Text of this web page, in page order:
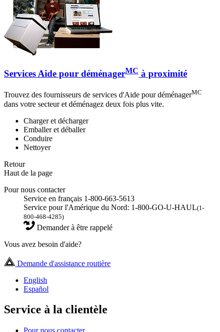
Services Aide pour déménagerMC à proximité
Trouvez des fournisseurs de services d'Aide pour déménagerMC
dans votre secteur et déménagez deux fois plus vite.
Charger et décharger
Emballer et déballer
Conduire
Nettoyer
Retour
Haut de la page
Pour nous contacter
Service en français 1-800-663-5613
Service pour l'Amérique du Nord: 1-800-GO-U-HAUL(1-
800-468-4285)
Demander à être rappelé
Vous avez besoin d'aide?
Demande d'assistance routière
English
Español
Service à la clientèle